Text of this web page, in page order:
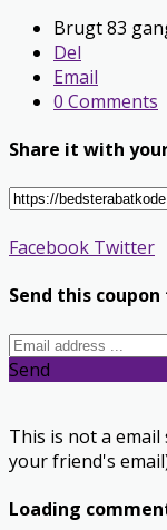
Brugt 83
Del
Email
0 Comments
Share it with
Facebook Twitter
Send this
Send
This is not a
your friend's
Loading